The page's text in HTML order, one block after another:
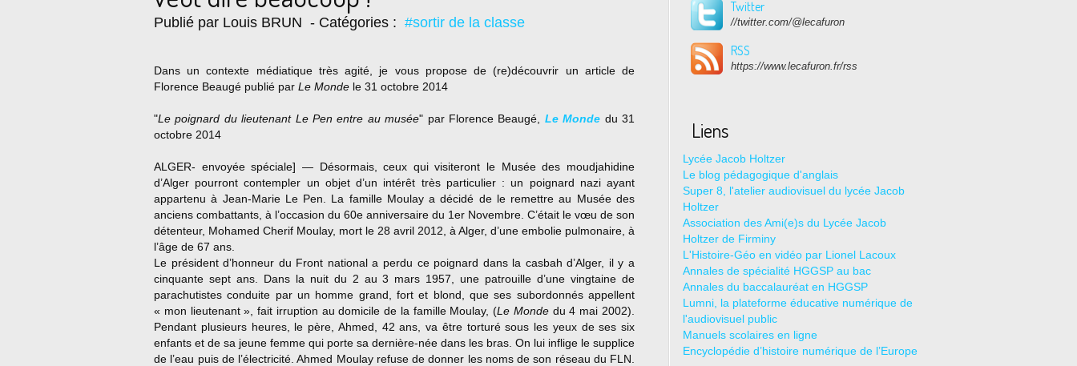
Publié par Louis BRUN - Catégories : #sortir de la classe
Dans un contexte médiatique très agité, je vous propose de (re)découvrir un article de
Florence Beaugé publié par Le Monde le 31 octobre 2014
"Le poignard du lieutenant Le Pen entre au musée" par Florence Beaugé, Le Monde du 31
octobre 2014
ALGER- envoyée spéciale] — Désormais, ceux qui visiteront le Musée des moudjahidine
d’Alger pourront contempler un objet d’un intérêt très particulier : un poignard nazi ayant
appartenu à Jean-Marie Le Pen. La famille Moulay a décidé de le remettre au Musée des
anciens combattants, à l’occasion du 60e anniversaire du 1er Novembre. C’était le vœu de son
détenteur, Mohamed Cherif Moulay, mort le 28 avril 2012, à Alger, d’une embolie pulmonaire, à
l’âge de 67 ans.
Le président d’honneur du Front national a perdu ce poignard dans la casbah d’Alger, il y a
cinquante sept ans. Dans la nuit du 2 au 3 mars 1957, une patrouille d’une vingtaine de
parachutistes conduite par un homme grand, fort et blond, que ses subordonnés appellent
« mon lieutenant », fait irruption au domicile de la famille Moulay, (Le Mondedu 4 mai 2002).
Pendant plusieurs heures, le père, Ahmed, 42 ans, va être torturé sous les yeux de ses six
enfants et de sa jeune femme qui porte sa dernière-née dans les bras. On lui inflige le supplice
de l’eau puis de l’électricité. Ahmed Moulay refuse de donner les noms de son réseau du FLN.
Twitter
//twitter.com/@lecafuron
RSS
https://www.lecafuron.fr/rss
Liens
Lycée Jacob Holtzer
Le blog pédagogique d'anglais
Super 8, l'atelier audiovisuel du lycée Jacob
Holtzer
Association des Ami(e)s du Lycée Jacob
Holtzer de Firminy
L'Histoire-Géo en vidéo par Lionel Lacoux
Annales de spécialité HGGSP au bac
Annales du baccalauréat en HGGSP
Lumni, la plateforme éducative numérique de
l'audiovisuel public
Manuels scolaires en ligne
Encyclopédie d’histoire numérique de l’Europe